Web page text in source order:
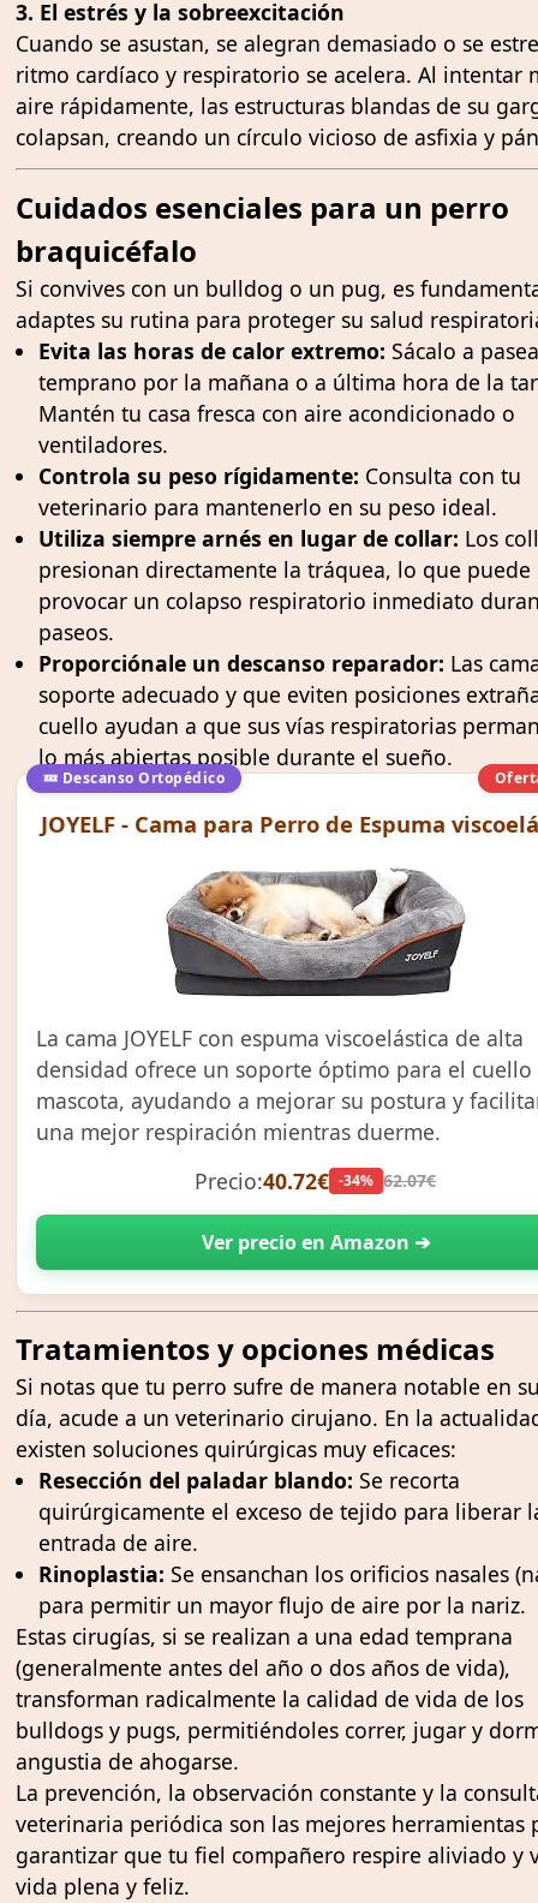
3. El estrés y la sobreexcitación
Cuando se asustan, se alegran demasiado o se
ritmo cardíaco y respiratorio se acelera. Al intentar
aire rápidamente, las estructuras blandas de su
colapsan, creando un círculo vicioso de asfixia y
Cuidados esenciales para un perro
braquicéfalo
Si convives con un bulldog o un pug, es
adaptes su rutina para proteger su salud
Evita las horas de calor extremo: Sácalo a
temprano por la mañana o a última hora de la
Mantén tu casa fresca con aire acondicionado o
ventiladores.
Controla su peso rígidamente: Consulta con tu
veterinario para mantenerlo en su peso ideal.
Utiliza siempre arnés en lugar de collar: Los
presionan directamente la tráquea, lo que puede
provocar un colapso respiratorio inmediato
paseos.
Proporciónale un descanso reparador: Las
soporte adecuado y que eviten posiciones
cuello ayudan a que sus vías respiratorias
lo más abiertas posible durante el sueño.
💤 Descanso Ortopédico
JOYELF - Cama para Perro de Espuma
La cama JOYELF con espuma viscoelástica de alta
densidad ofrece un soporte óptimo para el
mascota, ayudando a mejorar su postura y
una mejor respiración mientras duerme.
Precio:40.72€ -34% 62.07€
Ver precio en Amazon ➔
Tratamientos y opciones médicas
Si notas que tu perro sufre de manera notable en
día, acude a un veterinario cirujano. En la
existen soluciones quirúrgicas muy eficaces:
Resección del paladar blando: Se recorta
quirúrgicamente el exceso de tejido para liberar
entrada de aire.
Rinoplastia: Se ensanchan los orificios nasales
para permitir un mayor flujo de aire por la nariz.
Estas cirugías, si se realizan a una edad temprana
(generalmente antes del año o dos años de vida),
transforman radicalmente la calidad de vida de los
bulldogs y pugs, permitiéndoles correr, jugar y
angustia de ahogarse.
La prevención, la observación constante y la
veterinaria periódica son las mejores herramientas
garantizar que tu fiel compañero respire aliviado y
vida plena y feliz.